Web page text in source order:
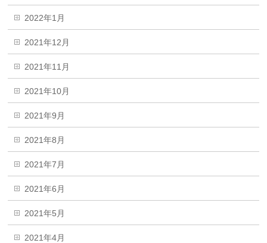
2022年1月
2021年12月
2021年11月
2021年10月
2021年9月
2021年8月
2021年7月
2021年6月
2021年5月
2021年4月